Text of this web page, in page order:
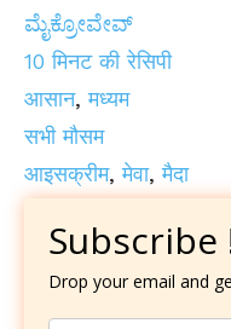
ಮೈಕ್ರೋವೇವ್
10 मिनट की रेसिपी
आसान,मध्यम
सभी मौसम
आइसक्रीम,मेवा,मैदा
Subscribe
Drop your email and